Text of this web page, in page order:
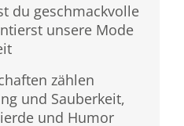
du geschmackvolle
unsere Mode
zählen
und Sauberkeit,
und Humor